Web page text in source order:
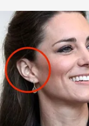
Kate Middleton hace su
Redacción
19 MAR 2024 -
El príncipe
acto sin hogar
La Casa Real